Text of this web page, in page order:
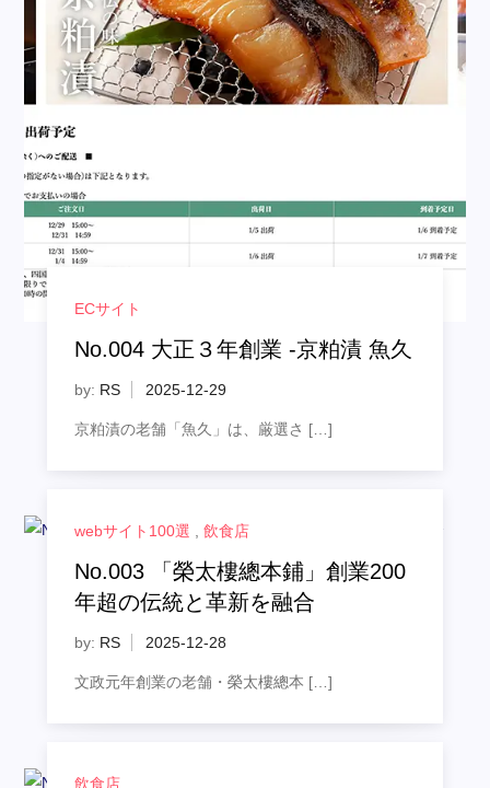
ECサイト
No.004 大正３年創業 -京粕漬 魚久
by: RS
京粕漬の老舗「魚久」は、厳選さ […]
webサイト100選 飲食店
No.003 「榮太樓總本鋪」創業200
年超の伝統と革新を融合
by: RS
文政元年創業の老舗・榮太樓總本 […]
飲食店